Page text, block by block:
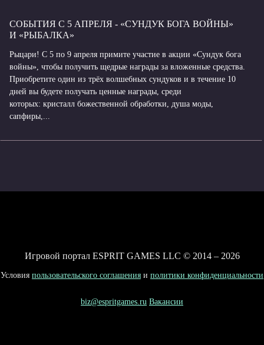
СОБЫТИЯ С 5 АПРЕЛЯ - «СУНДУК БОГА ВОЙНЫ»
И «РЫБАЛКА»
Рыцари! С 5 по 9 апреля примите участие в акции «Сундук бога
войны», чтобы получить щедрые награды за вложенные средства.
Приобретите один из трёх волшебных сундуков и в течение 10
дней вы будете получать ценные награды, среди
которых: кристалл божественной обработки, душа моды,
сапфиры,...
Игровой портал ESPRIT GAMES LLC © 2014 – 2026
Условия пользовательского соглашения и политики конфиденциальности
biz@espritgames.ru Вакансии